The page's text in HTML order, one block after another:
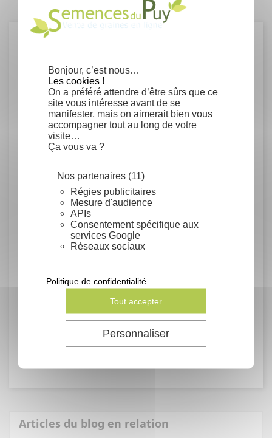
Bonjour, c’est nous…
Les cookies !
On a préféré attendre d’être sûrs que ce
site vous intéresse avant de se
manifester, mais on aimerait bien vous
accompagner tout au long de votre
visite…
Ça vous va ?
Nos partenaires (11)
Régies publicitaires
Mesure d'audience
APIs
Consentement spécifique aux
services Google
Réseaux sociaux
Tout accepter
Personnaliser
Politique de confidentialité
Fiche technique
Conseils de semis
Stratification froide à 3-5°C pendant 60
jours. Puis semis au printemps ou à 18-
Conditionnement
Grammes
Rendement
Germination : 50% en laboratoire.
Un gramme contient environ 24 graines.
Famille
Pinaceae
Articles du blog en relation